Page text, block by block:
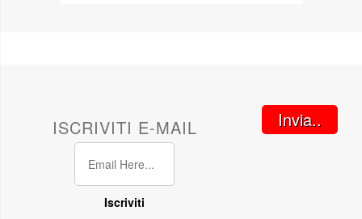
ISCRIVITI E-MAIL
Iscriviti
Invia..